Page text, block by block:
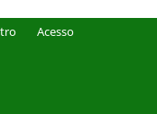
Acesso